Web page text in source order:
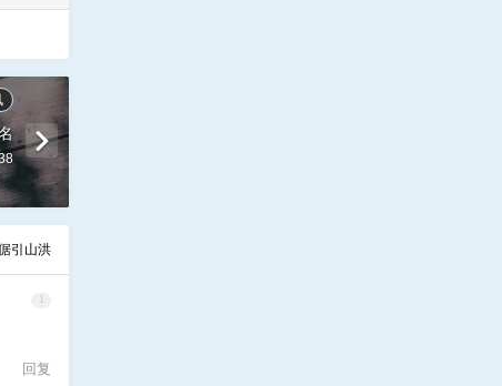
引山洪
回复